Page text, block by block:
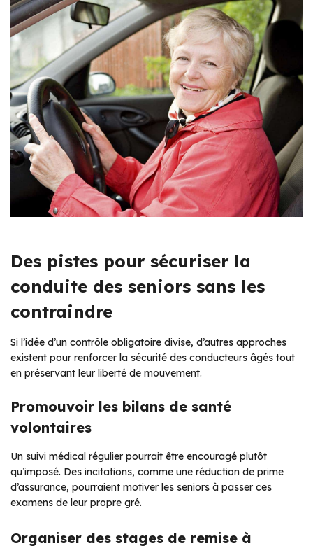
Des pistes pour sécuriser la
conduite des seniors sans les
contraindre
Si l’idée d’un contrôle obligatoire divise, d’autres approches
existent pour renforcer la sécurité des conducteurs âgés tout
en préservant leur liberté de mouvement.
Promouvoir les bilans de santé
volontaires
Un suivi médical régulier pourrait être encouragé plutôt
qu’imposé. Des incitations, comme une réduction de prime
d’assurance, pourraient motiver les seniors à passer ces
examens de leur propre gré.
Organiser des stages de remise à